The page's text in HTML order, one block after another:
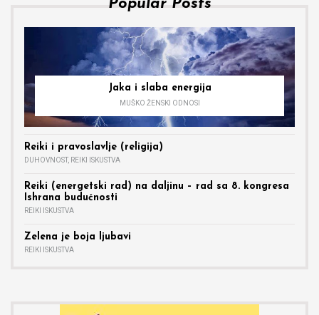
Popular Posts
Jaka i slaba energija
MUŠKO ŽENSKI ODNOSI
Reiki i pravoslavlje (religija)
DUHOVNOST, REIKI ISKUSTVA
Reiki (energetski rad) na daljinu – rad sa 8. kongresa
Ishrana budućnosti
REIKI ISKUSTVA
Zelena je boja ljubavi
REIKI ISKUSTVA